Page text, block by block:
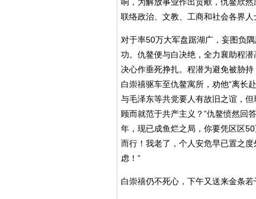
联络政治、文教、工商和社会各界
对于率50万大军盘踞湖广，妄图负
功。仇鳌便与白决绝，全力襄助程
决心作垂死挣扎。程潜为避免被胁
白崇禧驱车至仇鳌寓所，劝他“离长
与毛泽东等共党要人有故旧之谊，
顾而就范于共产主义？”仇鳌愤然回
年，现已成鱼烂之局，你要凭区区
而行！我老了，个人安危早已置之
虑！”
白崇禧仍不死心，下午又送来金条